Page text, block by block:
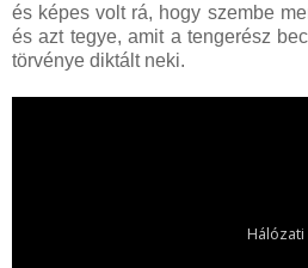
és képes volt rá, hogy szembe
és azt tegye, amit a tengerész
törvénye diktált neki.